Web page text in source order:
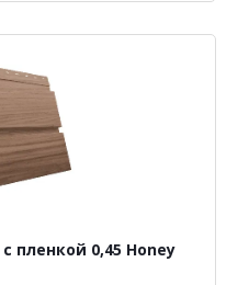
пленкой 0,45 Honey